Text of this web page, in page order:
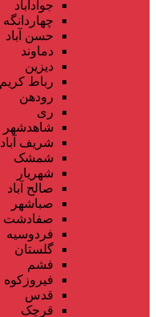
جوادآباد
چهاردانگه
حسن آباد
دماوند
دیزین
رباط کریم
رودهن
ری
شاهدشهر
شریف آباد
شمشک
شهریار
صالح آباد
صباشهر
صفادشت
فردوسیه
گلستان
فشم
فیروزکوه
قدس
قرچک